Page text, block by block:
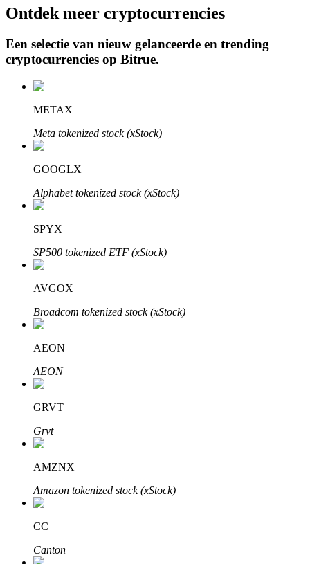
Auto Invest
Grijp langetermijnwinst en flexibele belangen
Leer staken
Meer informatie over het verdienen van passief inkomen
Bitrue-partners
Bitrue Affiliates
Tot 65% commissies!
Ontdek meer cryptocurrencies
Een selectie van nieuw gelanceerde en trending
cryptocurrencies op Bitrue.
METAX
Meta tokenized stock (xStock)
GOOGLX
Alphabet tokenized stock (xStock)
SPYX
SP500 tokenized ETF (xStock)
AVGOX
Broadcom tokenized stock (xStock)
AEON
AEON
GRVT
Grvt
AMZNX
Amazon tokenized stock (xStock)
CC
Canton